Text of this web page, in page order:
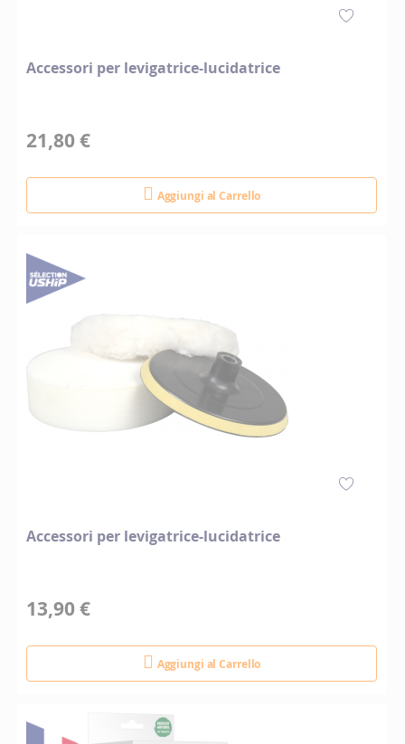
Accessori per levigatrice-lucidatrice
21,80 €
Aggiungi al Carrello
Accessori per levigatrice-lucidatrice
13,90 €
Aggiungi al Carrello